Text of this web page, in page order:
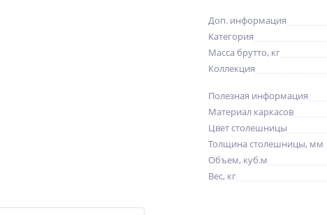
Доп. информация
Категория
Масса брутто, кг
Коллекция
Полезная информация
Материал каркасов
Цвет столешницы
Толщина столешницы, мм
Объем, куб.м
Вес, кг